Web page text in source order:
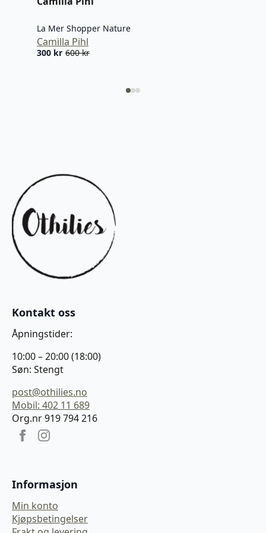
La Mer Shopper Nature
Camilla Pihl
600kr
Opprinnelig
300 kr
Nåværende
Kontakt oss
Åpningstider:
10:00 – 20:00 (18:00)
Søn: Stengt
post@othilies.no
Mobil: 402 11 689
Org.nr 919 794 216
Informasjon
Min konto
Kjøpsbetingelser